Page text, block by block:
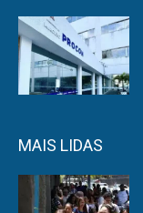
MAIS LIDAS